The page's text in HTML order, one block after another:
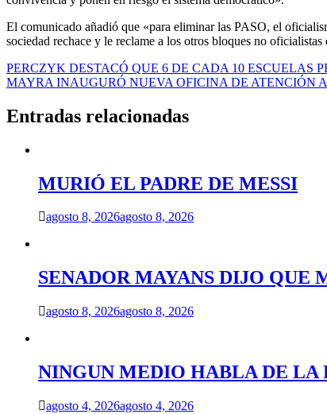
El comunicado añadió que «para eliminar las PASO, el
sociedad rechace y le reclame a los otros bloques no
Navegación
de
entradas
PERCZYK DESTACÓ QUE 6 DE CADA 10 ESCUELAS
MAYRA INAUGURÓ NUEVA OFICINA DE ATENCIÓN
Entradas relacionadas
MURIÓ EL PADRE DE MESSI
agosto 8, 2026agosto 8, 2026
SENADOR MAYANS DIJO
agosto 8, 2026agosto 8, 2026
NINGUN MEDIO HABLA DE LA
agosto 4, 2026agosto 4, 2026